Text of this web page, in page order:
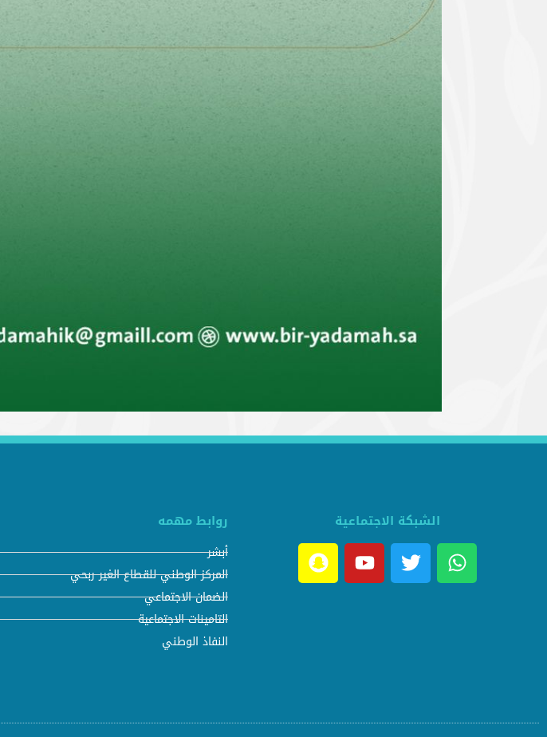
الشبكة الاجتماعية روابط مهمه
أبشر
المركز الوطني للقطاع الغير ربحي
الضمان الاجتماعي
التامينات الاجتماعية
النفاذ الوطني